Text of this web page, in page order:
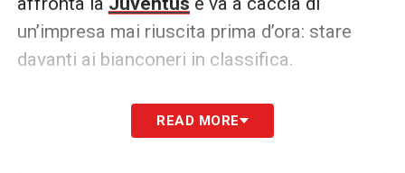
un’impresa mai riuscita prima d’ora: stare
davanti ai bianconeri in classifica.
Stando a quanto raccolto daOpta
rossoblù non si sonomai trovati davanti
READ MORE